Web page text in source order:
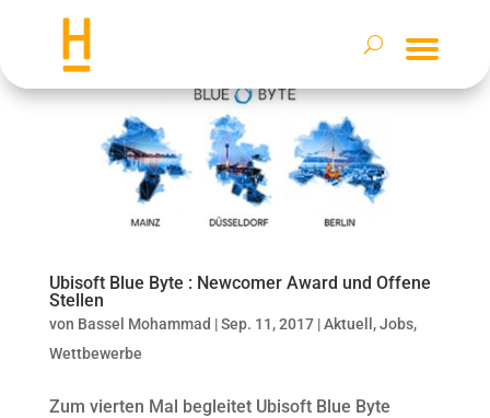
Ubisoft Blue Byte : Newcomer Award und Offene
Stellen
von Bassel Mohammad |Sep. 11, 2017|Aktuell ,Jobs,
Wettbewerbe
Zum vierten Mal begleitet Ubisoft Blue Byte